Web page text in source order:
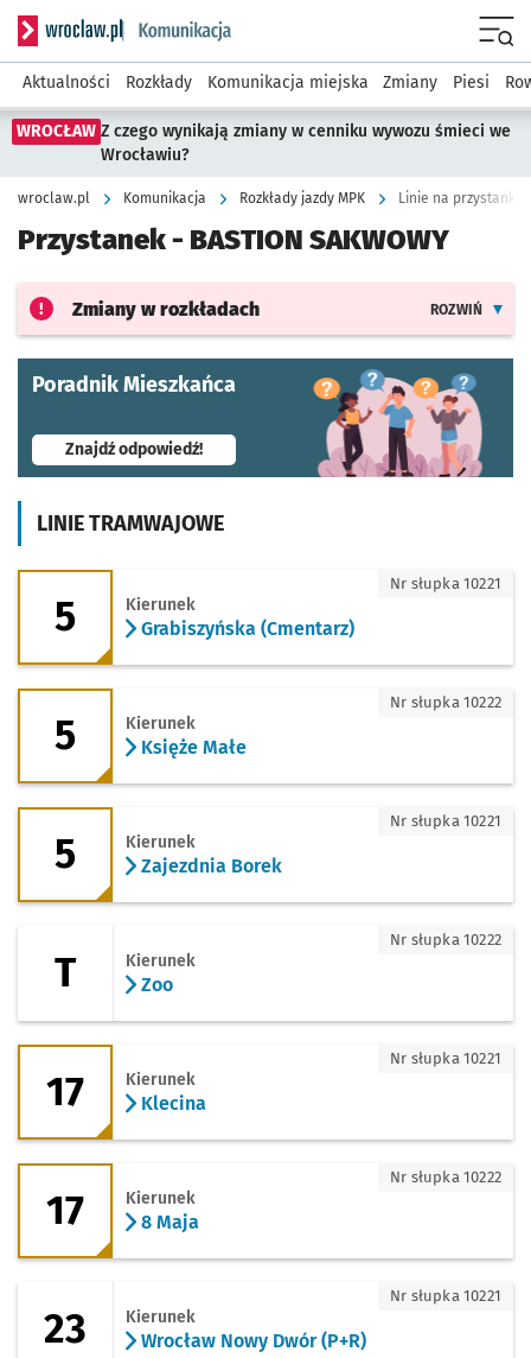
Serwis informacyjny wroclaw.pl podserwis: Komunikacja
Aktualności Rozkłady Komunikacja miejska Zmiany Piesi
WROCŁAW Z czego wynikają zmiany w cenniku wywozu śmieci we
Wrocławiu?
wroclaw.pl Komunikacja Rozkłady jazdy MPK Linie na przystanku
Przystanek - BASTION SAKWOWY
Zmiany w rozkładach ROZWIŃ
Poradnik Mieszkańca
Znajdź odpowiedź!- otworzy się w nowej karcie
LINIE TRAMWAJOWE
5 - kierunek Grabiszyńska (Cmentarz)
5 Kierunek
Grabiszyńska (Cmentarz)
Nr słupka 10221
5 - kierunek Księże Małe
5 Kierunek
Księże Małe
Nr słupka 10222
5 - kierunek Zajezdnia Borek
5 Kierunek
Zajezdnia Borek
Nr słupka 10221
T Kierunek
Zoo
Nr słupka 10222
17 - kierunek Klecina
17 Kierunek
Klecina
Nr słupka 10221
17 - kierunek 8 Maja
17 Kierunek
8 Maja
Nr słupka 10222
23 - kierunek Wrocław Nowy Dwór
23 Kierunek
Wrocław Nowy Dwór (P+R)
Nr słupka 10221